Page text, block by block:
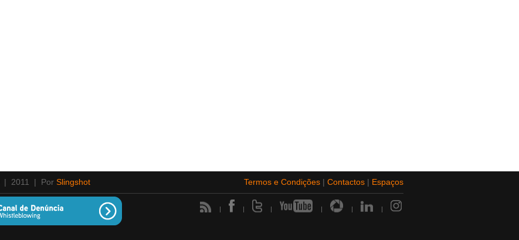
| 2011 | Por Slingshot Termos e Condições | Contactos | Espaços